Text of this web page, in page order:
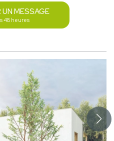
UN MESSAGE
48 heures